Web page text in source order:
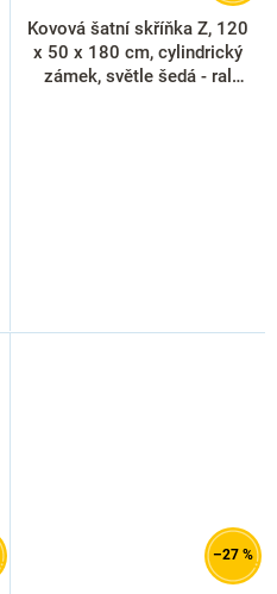
Kovová šatní skříňka Z, 120
x 50 x 180 cm, cylindrický
zámek, světle šedá - ral
–27 %